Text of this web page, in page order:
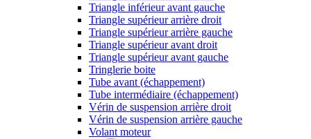
Triangle inférieur avant gauche
Triangle supérieur arrière droit
Triangle supérieur arrière gauche
Triangle supérieur avant droit
Triangle supérieur avant gauche
Tringlerie boite
Tube avant (échappement)
Tube intermédiaire (échappement)
Vérin de suspension arrière droit
Vérin de suspension arrière gauche
Volant moteur